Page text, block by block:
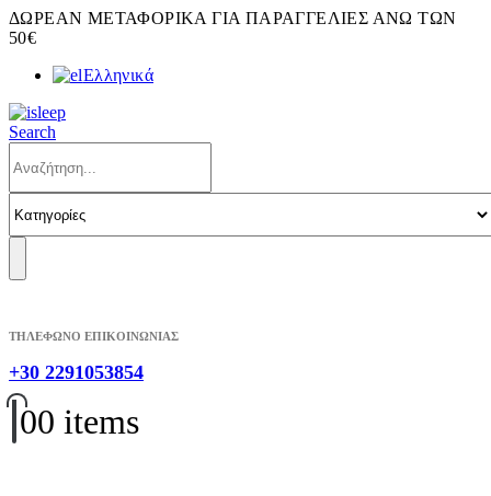
ΔΩΡΕΑΝ ΜΕΤΑΦΟΡΙΚΑ ΓΙΑ ΠΑΡΑΓΓΕΛΙΕΣ ΑΝΩ ΤΩΝ
50€
Ελληνικά
Search
ΤΗΛΕΦΩΝΟ ΕΠΙΚΟΙΝΩΝΙΑΣ
+30 2291053854
00 items